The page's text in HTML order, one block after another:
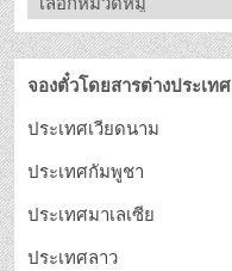
จองตั๋วโดยสารต่างประเทศ
ประเทศเวียดนาม
ประเทศกัมพูชา
ประเทศมาเลเซีย
ประเทศลาว